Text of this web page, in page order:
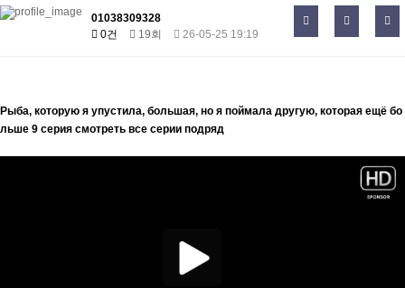
01038309328
0건
19회 26-05-25 19:19
Рыба, которую я упустила, большая, но я поймала другую, которая ещё бо
льше 9 серия смотреть все серии подряд